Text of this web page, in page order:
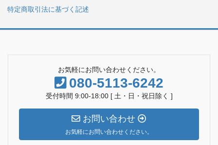
特定商取引法に基づく記述
お気軽にお問い合わせください。
080-5113-6242
受付時間 9:00-18:00 [ 土・日・祝日除く ]
お問い合わせ
お気軽にお問い合わせください。